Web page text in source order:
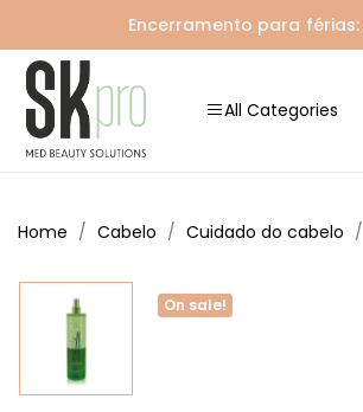
Encerramento para
All Categories
Home Cabelo Cuidado do cabelo
On sale!